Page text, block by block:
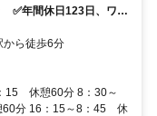
✅年間休日123日、ワー
ドセンター駅から徒歩
駅から徒歩6分
15 休憩60分 8：30～
分 16：15～8：45 休